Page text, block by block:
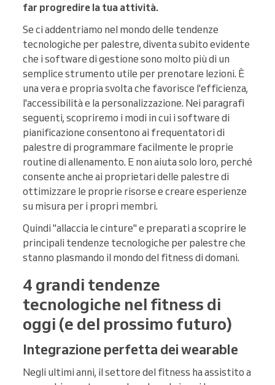
far progredire la tua attività.
Se ci addentriamo nel mondo delle tendenze
tecnologiche per palestre, diventa subito evidente
che i software di gestione sono molto più di un
semplice strumento utile per prenotare lezioni. È
una vera e propria svolta che favorisce l'efficienza,
l'accessibilità e la personalizzazione. Nei paragrafi
seguenti, scopriremo i modi in cui i software di
pianificazione consentono ai frequentatori di
palestre di programmare facilmente le proprie
routine di allenamento. E non aiuta solo loro, perché
consente anche ai proprietari delle palestre di
ottimizzare le proprie risorse e creare esperienze
su misura per i propri membri.
Quindi "allaccia le cinture" e preparati a scoprire le
principali tendenze tecnologiche per palestre che
stanno plasmando il mondo del fitness di domani.
4 grandi tendenze
tecnologiche nel fitness di
oggi (e del prossimo futuro)
Integrazione perfetta dei wearable
Negli ultimi anni, il settore del fitness ha assistito a